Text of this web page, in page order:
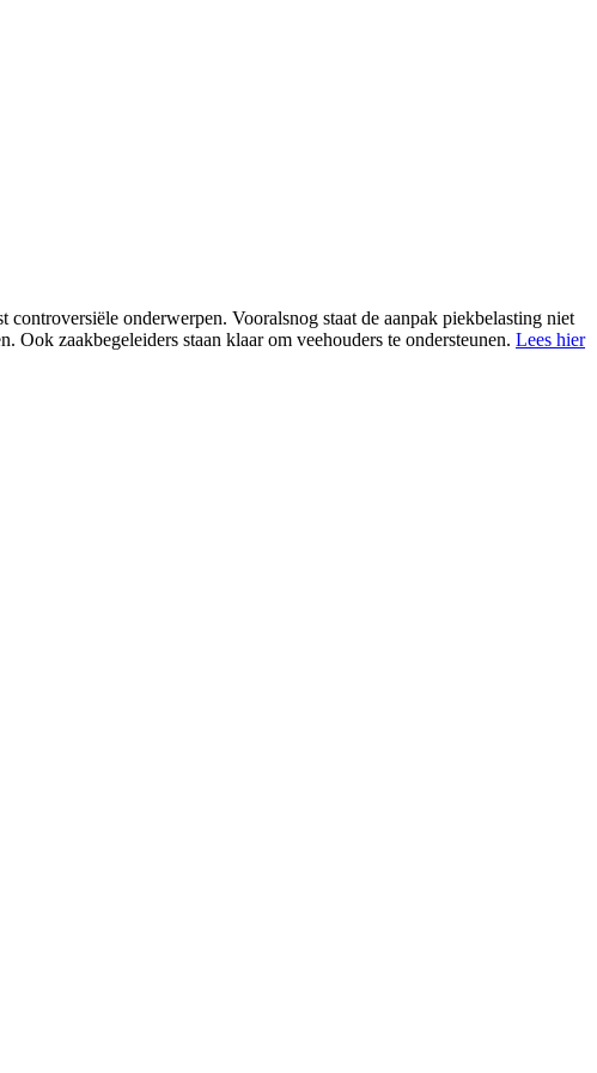
onderwerpen. Vooralsnog staat de aanpak piekbelasting niet
zaakbegeleiders staan klaar om veehouders te ondersteunen. Lees hier